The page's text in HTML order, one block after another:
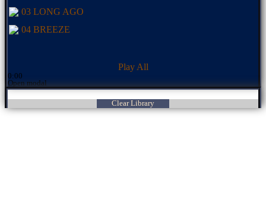
03 LONG AGO
04 BREEZE
Play All
0:00
Open modal
Clear Library